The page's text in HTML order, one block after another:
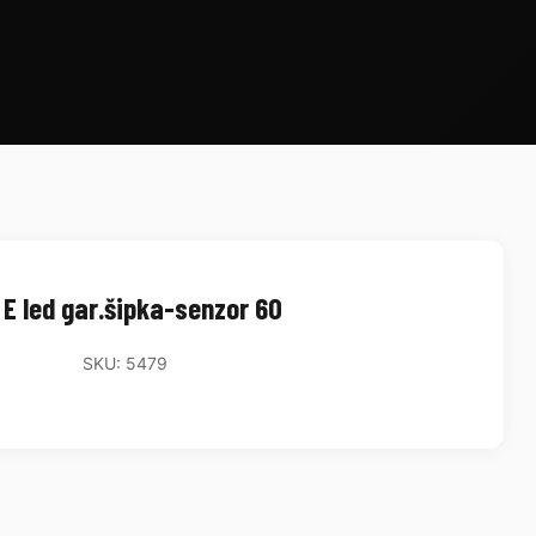
E led gar.šipka-senzor 60
SKU: 5479